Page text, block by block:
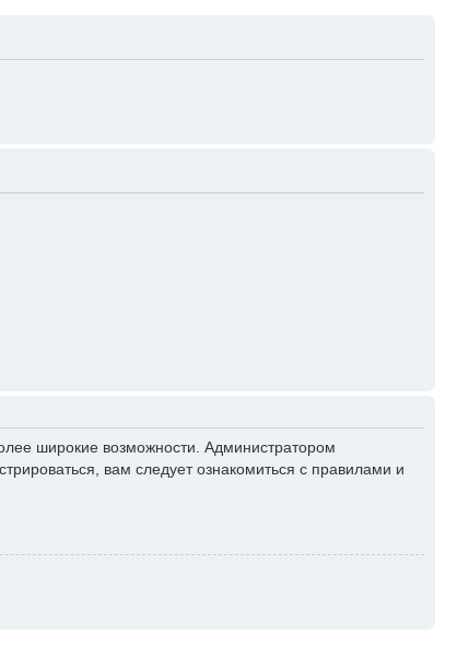
широкие возможности. Администратором
вам следует ознакомиться с правилами и